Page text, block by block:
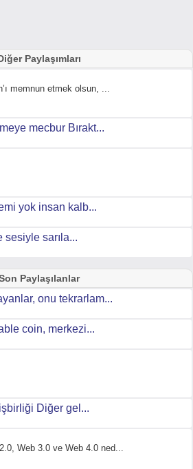
Paylaşımları
memnun etmek olsun, ...
mecbur Bırakt...
yok insan kalb...
sesiyle sarıla...
Paylaşılanlar
onu tekrarlam...
coin, merkezi...
Diğer gel...
Web 3.0 ve Web 4.0 ned...